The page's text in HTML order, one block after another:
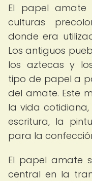
El papel amate
culturas
donde era
Los antiguos
los aztecas y
tipo de papel a
del amate. Este
la vida
escritura, la
para la
El papel amate
central en la